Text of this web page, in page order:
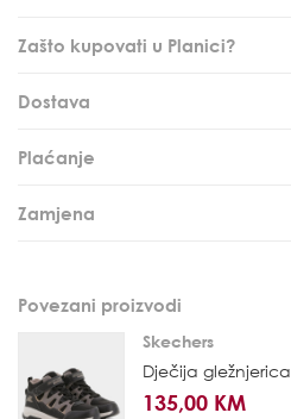
Zašto kupovati u Planici?
Dostava
Plaćanje
Zamjena
Povezani proizvodi
Skechers
Dječija gležnjerica
135,00 KM